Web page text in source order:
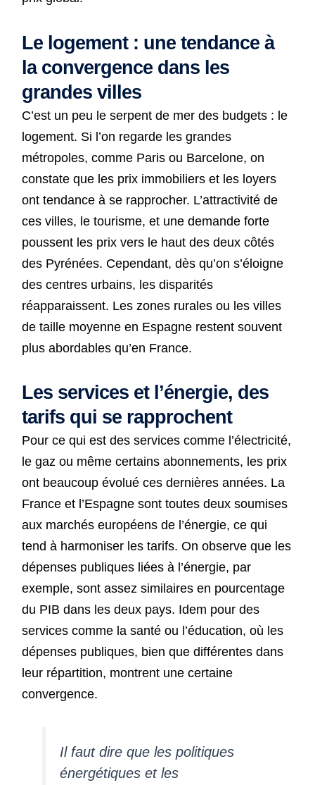
Le logement : une tendance à
la convergence dans les
grandes villes
C’est un peu le serpent de mer des budgets : le
logement. Si l’on regarde les grandes
métropoles, comme Paris ou Barcelone, on
constate que les prix immobiliers et les loyers
ont tendance à se rapprocher. L’attractivité de
ces villes, le tourisme, et une demande forte
poussent les prix vers le haut des deux côtés
des Pyrénées. Cependant, dès qu’on s’éloigne
des centres urbains, les disparités
réapparaissent. Les zones rurales ou les villes
de taille moyenne en Espagne restent souvent
plus abordables qu’en France.
Les services et l’énergie, des
tarifs qui se rapprochent
Pour ce qui est des services comme l’électricité,
le gaz ou même certains abonnements, les prix
ont beaucoup évolué ces dernières années. La
France et l’Espagne sont toutes deux soumises
aux marchés européens de l’énergie, ce qui
tend à harmoniser les tarifs. On observe que les
dépenses publiques liées à l’énergie, par
exemple, sont assez similaires en pourcentage
du PIB dans les deux pays. Idem pour des
services comme la santé ou l’éducation, où les
dépenses publiques, bien que différentes dans
leur répartition, montrent une certaine
convergence.
Il faut dire que les politiques
énergétiques et les